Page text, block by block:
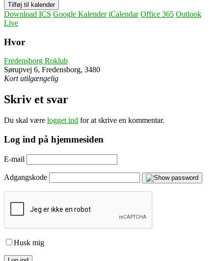
Tilføj til kalender
Download ICS Google Kalender iCalendar Office 365 Outlook
Live
Hvor
Fredensborg Roklub
Sørupvej 6, Fredensborg, 3480
Kort utilgængelig
Skriv et svar
Du skal være logget ind for at skrive en kommentar.
Log ind på hjemmesiden
E-mail
Adgangskode
Husk mig